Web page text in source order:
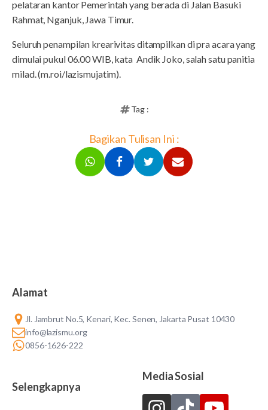
pelataran kantor Pemerintah yang berada di Jalan Basuki
Rahmat, Nganjuk, Jawa Timur.
Seluruh penampilan krearivitas ditampilkan di pra acara yang
dimulai pukul 06.00 WIB, kata Andik Joko, salah satu panitia
milad. (m.roi/lazismujatim).
Tag :
Bagikan Tulisan Ini :
Alamat
Jl. Jambrut No.5, Kenari, Kec. Senen, Jakarta Pusat 10430
info@lazismu.org
0856-1626-222
Selengkapnya
Media Sosial